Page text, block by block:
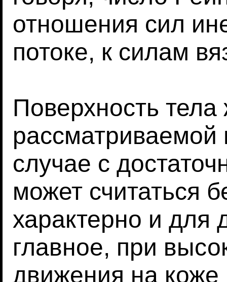
отношения сил
потоке, к силам
Поверхность
случае с
может считаться
характерно и
главное, при
движения на коже